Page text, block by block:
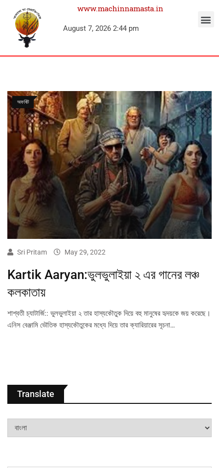
www.machinnamasta.in
August 7, 2026 2:44 pm
অফবিট
Sri Pritam May 29, 2022
Kartik Aaryan:ভুলভুলাইয়া ২ এর গানের লঞ্চ
কলকাতায়
শাশ্বতী চ্যাটার্জি:: ভুলভুলাইয়া ২ তার হাস্যকৌতুক দিয়ে বহু মানুষের হৃদয়কে জয় করেছে।
এনিস বেঞ্জামি ভৌতিক হাস্যকৌতুকের মধ্যে দিয়ে তার ক্যারিয়ারের সূচনা…
Translate